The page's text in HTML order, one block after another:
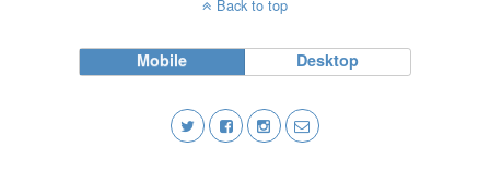
Back to top
Mobile Desktop